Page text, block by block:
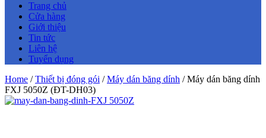
Trang chủ
Cửa hàng
Giới thiệu
Tin tức
Liên hệ
Tuyển dụng
Home /Thiết bị đóng gói /Máy dán băng dính / Máy dán băng dính
FXJ 5050Z (ĐT-DH03)